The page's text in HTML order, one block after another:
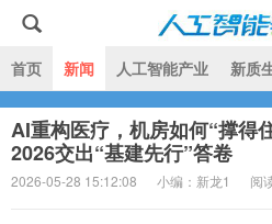
人工智能技术
首页 新闻 人工智能产业 新质
AI重构医疗，机房如何“撑得
2026交出“基建先行”答卷
2026-05-28 15:12:08 小编：新龙1 阅